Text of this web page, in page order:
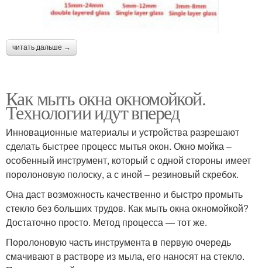
читать дальше →
Как мыть окна окномойкой.
Технологии идут вперед
Инновационные материалы и устройства разрешают
сделать быстрее процесс мытья окон. Окно мойка –
особенный инструмент, который с одной стороны имеет
поролоновую полоску, а с иной – резиновый скребок.
Она даст возможность качественно и быстро промыть
стекло без больших трудов. Как мыть окна окномойкой?
Достаточно просто. Метод процесса — тот же.
Поролоновую часть инструмента в первую очередь
смачивают в растворе из мыла, его наносят на стекло.